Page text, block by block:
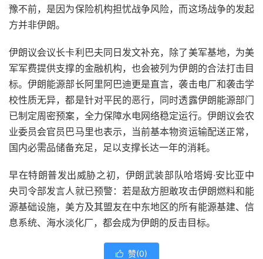
豫不前，是因为保险机构担忧战争风险，而这场战争的发起
方并非伊朗。
伊朗议会议长卡利巴夫同日发文补充，除了美军基地，为美
军军费提供支撑的金融机构，也会被列为伊朗的合法打击目
标。伊朗能源部长阿里阿巴迪更是直言，袭击电厂和袭击学
校性质无异，都是针对平民的恶行，同时透露伊朗能源部门
已制定周密预案，全力保障水电网络稳定运行。伊朗议会农
业委员会官员巴马里也表示，当前基本物资运输配送正常，
国内必需品储备充足，足以支撑长达一年的消耗。
早在特朗普发出威胁之初，伊朗武装部队哈塔姆·安比亚中
央司令部发言人就已预警：若是敌方胆敢攻击伊朗燃料和能
源基础设施，美方及其盟友在中东地区的所有能源基建、信
息系统、海水淡化厂，都会成为伊朗的反击目标。
 赞(0)